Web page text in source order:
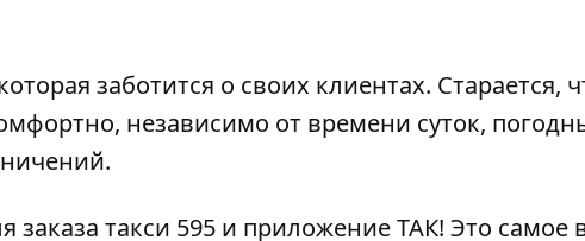
заботится о своих клиентах.
независимо от времени суток,
заказа такси 595 и приложение ТАК! Это